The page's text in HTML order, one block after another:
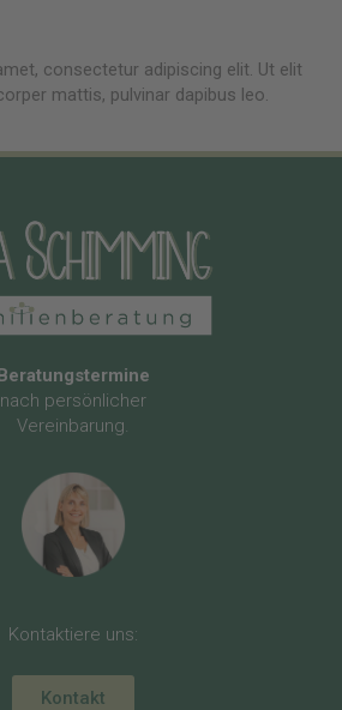
consectetur adipiscing elit. Ut elit
mattis, pulvinar dapibus leo.
nach persönlicher
Vereinbarung.
Kontaktiere uns:
Kontakt